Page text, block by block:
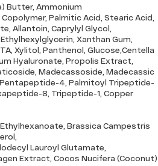
Butter, Ammonium
Palmitic Acid, Stearic Acid,
Allantoin, Caprylyl Glycol,
Xanthan Gum,
Xylitol, Panthenol, Glucose,Centella
Hyaluronate, Propolis Extract,
Madecassoside, Madecassic
4, Palmitoyl Tripeptide-
8, Tripeptide-1, Copper
Brassica Campestris
Lauroyl Glutamate,
Extract, Cocos Nucifera (Coconut)